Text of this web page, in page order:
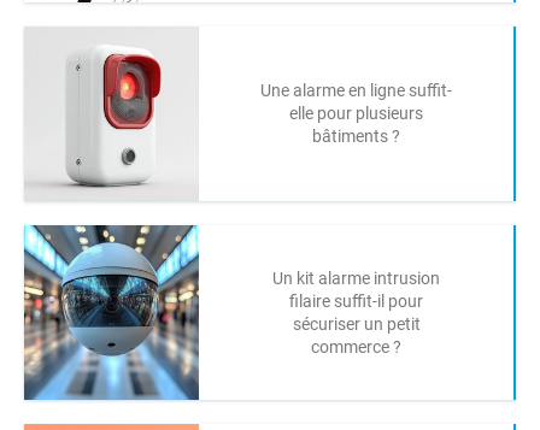
Une alarme en ligne suffit-
elle pour plusieurs
bâtiments ?
Un kit alarme intrusion
filaire suffit-il pour
sécuriser un petit
commerce ?